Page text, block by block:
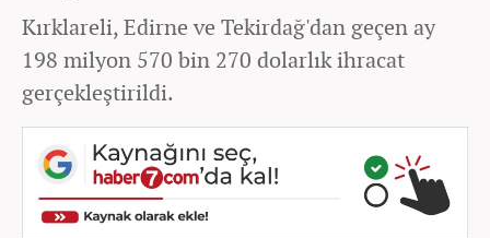
Kırklareli, Edirne ve Tekirdağ'dan geçen ay
198 milyon 570 bin 270 dolarlık ihracat
gerçekleştirildi.